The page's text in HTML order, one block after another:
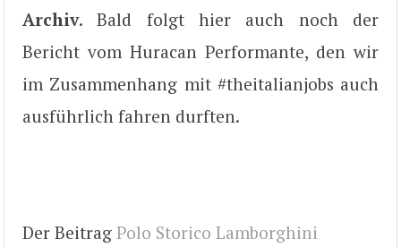
Archiv. Bald folgt hier auch noch der
Bericht vom Huracan Performante, den wir
im Zusammenhang mit #theitalianjobs auch
ausführlich fahren durften.
Der Beitrag Polo Storico Lamborghini